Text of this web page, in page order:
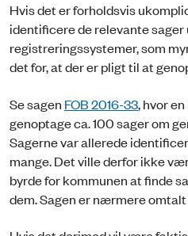
Hvis det er forholdsvis
identificere de relevante sager
registreringssystemer, som
det for, at der er pligt til at
Se sagen FOB 2016-33, hvor
genoptage ca. 100 sager om
Sagerne var allerede
mange. Det ville derfor ikke
byrde for kommunen at finde
dem. Sagen er nærmere omtalt